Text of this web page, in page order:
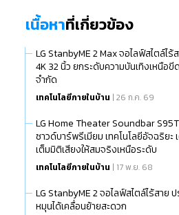
เนื้อหาที่เกี่ยวข้อง
LG StanbyME 2 Max จอไลฟ์สไตล์ไร้
4K 32 นิ้ว ยกระดับความบันเทิงเหนือขีด
จำกัด
เทคโนโลยีภายในบ้าน | 26 ก.ค. 69
LG Home Theater Soundbar
ซาวด์บาร์พรีเมียม เทคโนโลยีอัจฉริยะ
เต็มมิติเสียงให้สมจริงเหนือระดับ
เทคโนโลยีภายในบ้าน | 17 พ.ย. 68
LG StanbyME 2 จอไลฟ์สไตล์ไร้สาย
หมุนได้เคลื่อนย้ายสะดวก